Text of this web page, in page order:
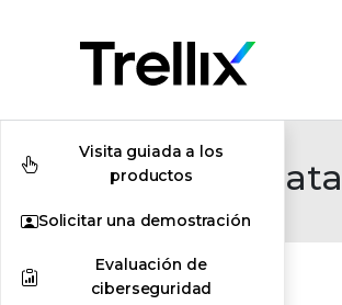
Visita guiada a los
productos
Solicitar una demostración
Evaluación de
ciberseguridad
Individual